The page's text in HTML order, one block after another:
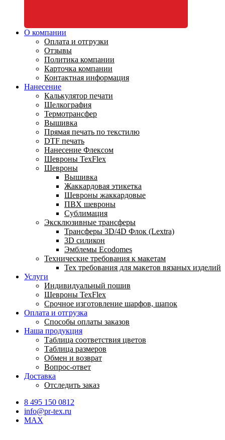
О компании
Оплата и отгрузки
Отзывы
Политика компании
Карточка компании
Контактная информация
Нанесение
Калькулятор печати
Шелкография
Термотрансфер
Вышивка
Прямая печать по текстилю
DTF печать
Нанесение Флексом
Шевроны TexFlex
Шевроны
Вышивка
Жаккардовая этикетка
Шевроны жаккардовые
ПВХ шевроны
Сублимация
Эксклюзивные трансферы
Трансферы 3D/4D Флок (Lextra)
3D силикон
Эмблемы Ecodomes
Технические требования к макетам
Тех требования для макетов вязаных изделий
Услуги
Индивидуальный пошив
Шевроны TexFlex
Срочное изготовление шарфов, шапок
Оплата и отгрузка
Способы оплаты заказов
Наша продукция
Таблица соответствия цветов
Таблица размеров
Обмен и возврат
Вопрос-ответ
Доставка
Отследить заказ
8 495 150 0812
info@pr-tex.ru
MAX